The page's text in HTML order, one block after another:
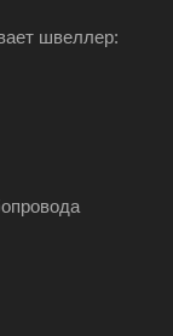
швеллер: